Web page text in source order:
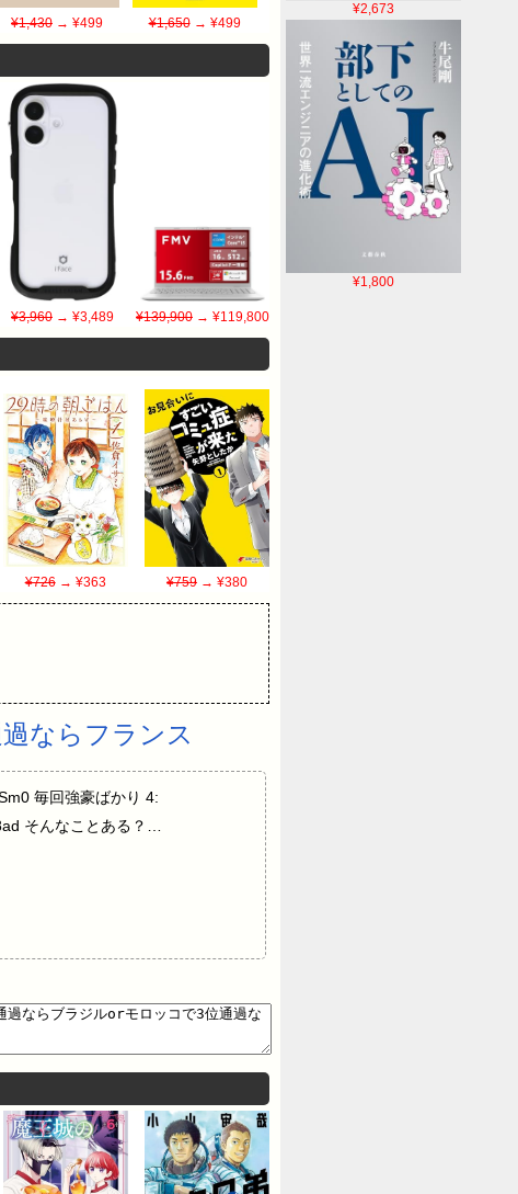
¥2,673
¥1,800
¥1,430 → ¥499 ¥1,650→ ¥499
¥3,960 → ¥3,489 ¥139,900 → ¥119,800
¥726→ ¥363 ¥759→ ¥380
ならフランス
毎回強豪ばかり 4:
そんなことある？…